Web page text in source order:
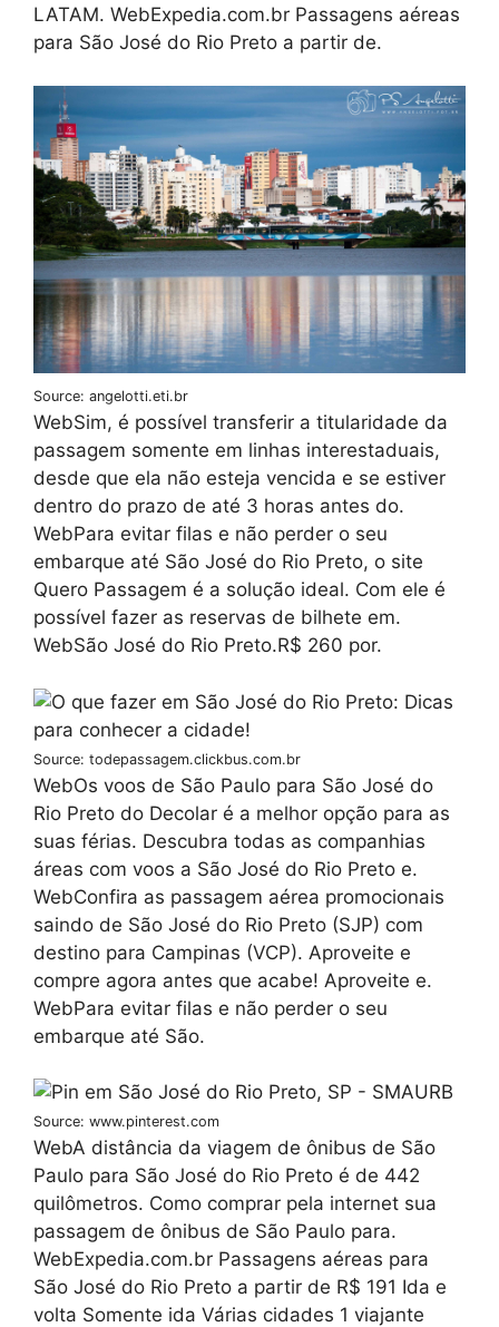
LATAM. WebExpedia.com.br Passagens aéreas
para São José do Rio Preto a partir de.
Source: angelotti.eti.br
WebSim, é possível transferir a titularidade da
passagem somente em linhas interestaduais,
desde que ela não esteja vencida e se estiver
dentro do prazo de até 3 horas antes do.
WebPara evitar filas e não perder o seu
embarque até São José do Rio Preto, o site
Quero Passagem é a solução ideal. Com ele é
possível fazer as reservas de bilhete em.
WebSão José do Rio Preto.R$ 260 por.
Source: todepassagem.clickbus.com.br
WebOs voos de São Paulo para São José do
Rio Preto do Decolar é a melhor opção para as
suas férias. Descubra todas as companhias
áreas com voos a São José do Rio Preto e.
WebConfira as passagem aérea promocionais
saindo de São José do Rio Preto (SJP) com
destino para Campinas (VCP). Aproveite e
compre agora antes que acabe! Aproveite e.
WebPara evitar filas e não perder o seu
embarque até São.
Source: www.pinterest.com
WebA distância da viagem de ônibus de São
Paulo para São José do Rio Preto é de 442
quilômetros. Como comprar pela internet sua
passagem de ônibus de São Paulo para.
WebExpedia.com.br Passagens aéreas para
São José do Rio Preto a partir de R$ 191 Ida e
volta Somente ida Várias cidades 1 viajante